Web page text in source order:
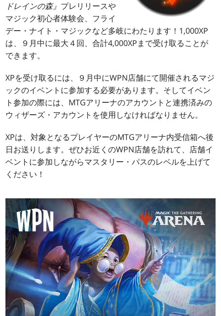
ドレインの森』 プレリリースや
マジック初心者体験会、フライ
デー・ナイト・マジックなど多岐にわたります！1,000XP
は、９月中に最大４回、合計4,000XPまで受け取ることが
できます。
XPを受け取るには、９月中にWPN店舗にて開催されるマジ
ックのイベントに参加する必要があります。そしてイベン
ト参加の際には、MTGアリーナのアカウントと連携済みの
ウィザーズ・アカウントを使用しなければなりません。
XPは、対象となるプレイヤーのMTGアリーナ内受信箱へ後
日お送りします。ぜひお近くのWPN店舗を訪れて、店舗イ
ベントに参加しながらマスタリー・パスのレベルを上げて
ください！